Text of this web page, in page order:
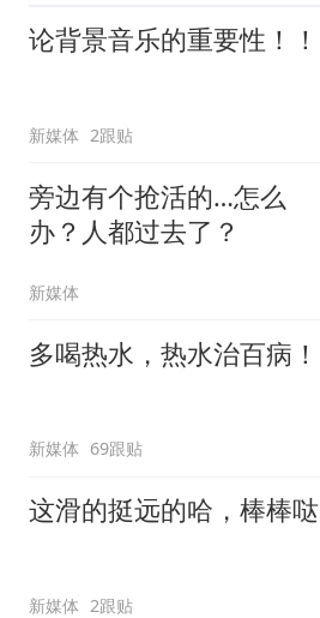
论背景音乐的重要性！！
新媒体 2跟贴
旁边有个抢活的…怎么
办？人都过去了？
新媒体
多喝热水，热水治百病！
新媒体 69跟贴
这滑的挺远的哈，棒棒哒
新媒体 2跟贴